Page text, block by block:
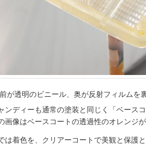
が透明のビニール、奥が反射フィルムを
ンディーも通常の塗装と同じく「ベース
画像はベースコートの透過性のオレンジ
は着色を、クリアーコートで美観と保護